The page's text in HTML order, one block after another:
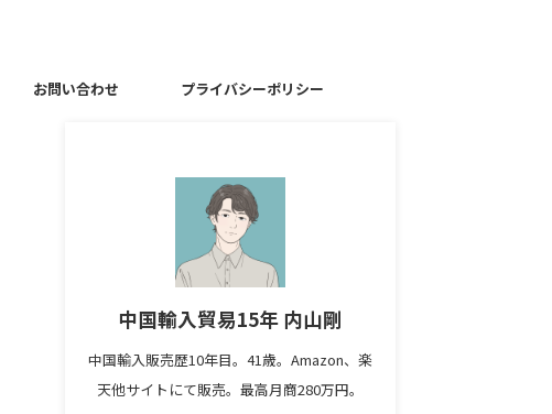
お問い合わせ プライバシーポリシー
中国輸入貿易15年 内山剛
中国輸入販売歴10年目。41歳。Amazon、楽
天他サイトにて販売。最高月商280万円。